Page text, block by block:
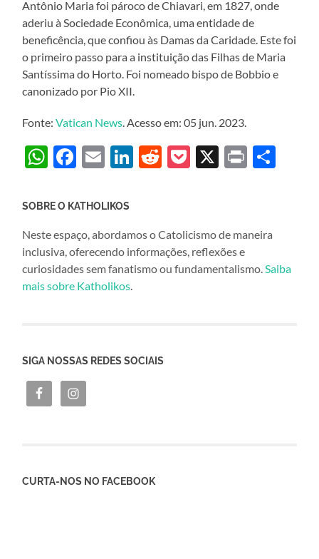
Antônio Maria foi pároco de Chiavari, em 1827, onde
aderiu à Sociedade Econômica, uma entidade de
beneficência, que confiou às Damas da Caridade. Este foi
o primeiro passo para a instituição das Filhas de Maria
Santíssima do Horto. Foi nomeado bispo de Bobbio e
canonizado por Pio XII.
Fonte:Vatican News. Acesso em: 05 jun. 2023.
WhatsApp
Facebook
EmailLinkedIn
Reddit
Pocket
X Print
SOBRE O KATHOLIKOS
Neste espaço, abordamos o Catolicismo de maneira
inclusiva, oferecendo informações, reflexões e
curiosidades sem fanatismo ou fundamentalismo.Saiba
mais sobre Katholikos.
SIGA NOSSAS REDES SOCIAIS
CURTA-NOS NO FACEBOOK